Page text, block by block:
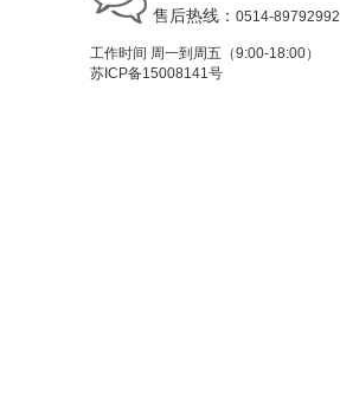
售后热线： 0514-89792992
工作时间 周一到周五（9:00-18:00）
苏ICP备15008141号